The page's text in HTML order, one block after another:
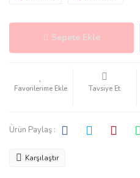
Sepete Ekle
Tavsiye Et
Ürün Paylaş :
Karşılaştır